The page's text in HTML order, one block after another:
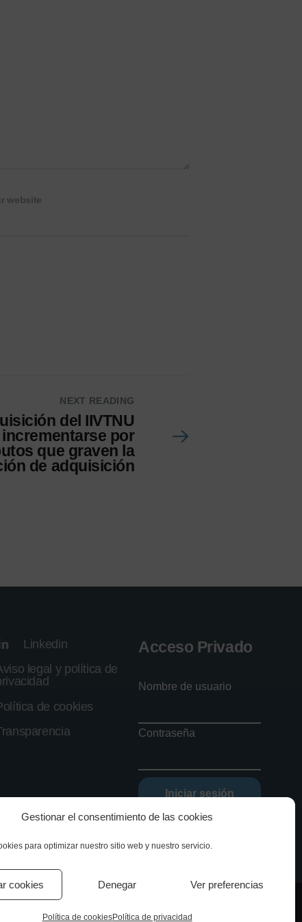
Gestionar el consentimiento de las cookies
para optimizar nuestro sitio web y nuestro servicio.
cookies Denegar Ver preferencias
Política de cookiesPolítica de privacidad
website
NEXT READING
del IIVTNU
por
que graven la
de adquisición
Linkedin
legal y política de
de cookies
Acceso Privado
Nombre de usuario
Contraseña
Olvidé mi contraseña